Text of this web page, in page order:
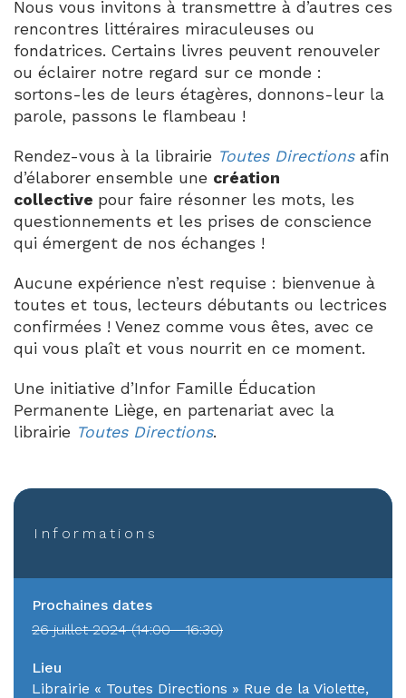
Nous vous invitons à transmettre à d’autres ces
rencontres littéraires miraculeuses ou
fondatrices. Certains livres peuvent renouveler
ou éclairer notre regard sur ce monde :
sortons-les de leurs étagères, donnons-leur la
parole, passons le flambeau !
Rendez-vous à la librairie Toutes Directionsafin
d’élaborer ensemble une création
collective pour faire résonner les mots, les
questionnements et les prises de conscience
qui émergent de nos échanges !
Aucune expérience n’est requise : bienvenue à
toutes et tous, lecteurs débutants ou lectrices
confirmées ! Venez comme vous êtes, avec ce
qui vous plaît et vous nourrit en ce moment.
Une initiative d’Infor Famille Éducation
Permanente Liège, en partenariat avec la
librairie Toutes Directions.
Informations
Prochaines dates
26 juillet 2024 (14:00 - 16:30)
Lieu
Librairie « Toutes Directions » Rue de la Violette,